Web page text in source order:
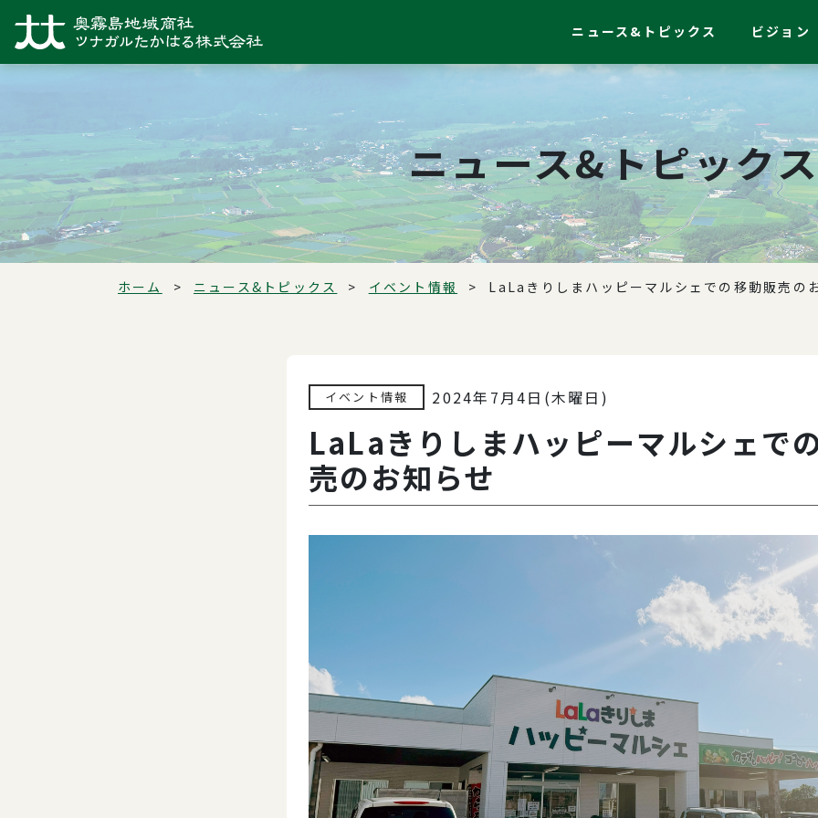
ニュース&トピックス ビジョン
ニュース&トピック
ホーム ニュース&トピックス イベント情報 LaLaきりしまハッピーマルシェでの移動販売の
イベント情報 2024年7月4日(木曜日)
LaLaきりしまハッピーマルシェで
売のお知らせ